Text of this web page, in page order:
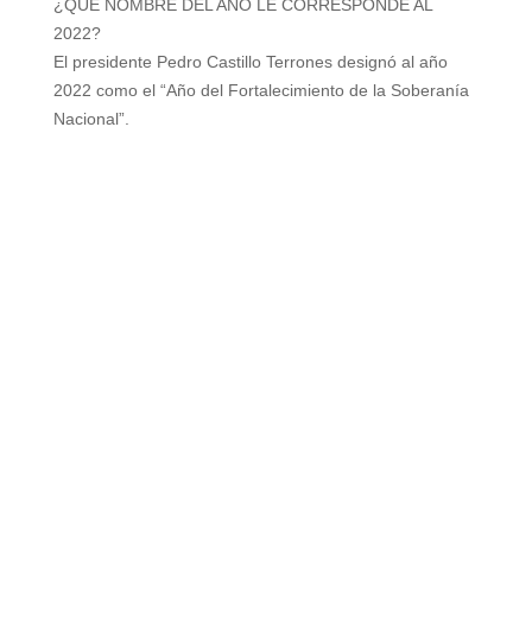
¿QUÉ NOMBRE DEL AÑO LE CORRESPONDE AL
2022?
El presidente Pedro Castillo Terrones designó al año
2022 como el “Año del Fortalecimiento de la Soberanía
Nacional”.